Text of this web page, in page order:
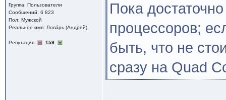
Группа: Пользователи
Сообщений: 6 823
Пол: Мужской
Реальное имя: Лопáрь (Андрей)
Репутация: 159
Пока
процессоров;
быть, что не
сразу на Quad